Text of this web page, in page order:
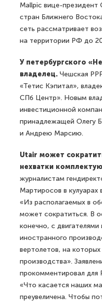
Mallpic вице-
стран Ближнего
сеть рассматривает
на территории РФ до
У петербургского
владелец. Чешская
«Тетис Кэпитал»,
СПб Центр». Новым
инвестиционной
принадлежащей Олегу
и Андрею Марсию.
Utair может
нехватки
журналистам
Мартиросов в кулуарах
«Из располагаемых в
может сократиться. В
конечно, с двигателями
иностранного
вертолетов, на
производства».
прокомментировал для
«Что касается наших
преувеличена. Чтобы